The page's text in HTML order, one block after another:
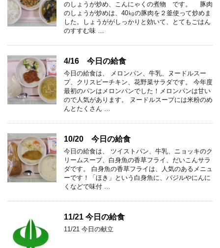
のしょうが炒め、こんにゃくの煮物 です。 豚肉
のしょうが炒めは、40㎏の豚肉を２釜使って炒めま
した。しょうががしっかりと効いて、とてもごはん
のすすむ味 …
4/16 今日の給食
今日の給食は、 メロンパン、牛乳、ヌードルスー
プ、クリスピーチキン、花野菜サラダです。 今年度
最初のパンはメロンパンでした！メロンパンは甘い
ので人気があります。 ヌードルスープには米粉のめ
んとたくさん …
10/20 今日の給食
今日の給食は、 ツイストパン、牛乳、ニョッキのク
リームスープ、白身魚の香草フライ、だいこんサラ
ダです。 白身魚の香草フライは、人気のあるメニュ
ーです！「ほき」という白身魚に、バジルやにんに
くなどで味付 …
11/21 今日の給食
11/21 今日の献立